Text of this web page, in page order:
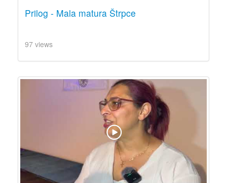
Prilog - Mala matura Štrpce
97 views